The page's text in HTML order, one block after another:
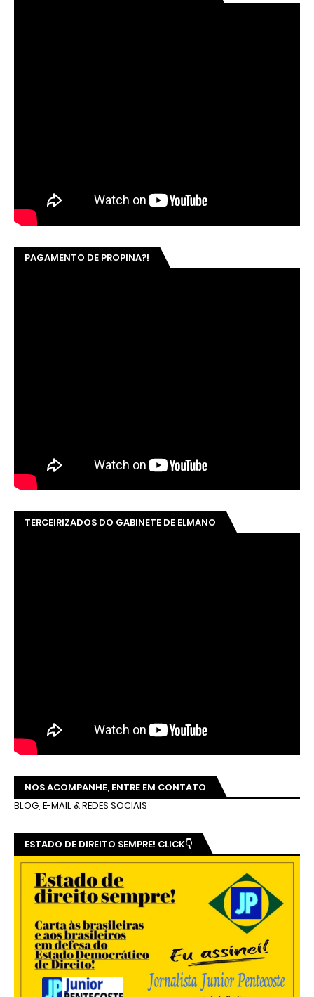
PAGAMENTO DE PROPINA?!
TERCEIRIZADOS DO GABINETE DE ELMANO
NOS ACOMPANHE, ENTRE EM CONTATO
BLOG, E-MAIL & REDES SOCIAIS
ESTADO DE DIREITO SEMPRE! CLICK👇